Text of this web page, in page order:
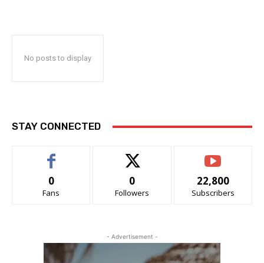
No posts to display
STAY CONNECTED
0
Fans
0
Followers
22,800
Subscribers
- Advertisement -